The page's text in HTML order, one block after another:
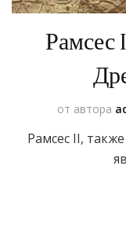
от автора
Рамсес II,